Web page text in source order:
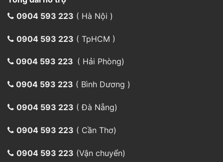
0904 593 223 ( Đà Nẵng)
0904 593 223 ( Cần Thơ)
0904 593 223 (Vận chuyển)
aircargo@indochinapost.com
Phương thức đặt hàng
Đặt hàng trực tiếp
Đặt hàng trực tuyến